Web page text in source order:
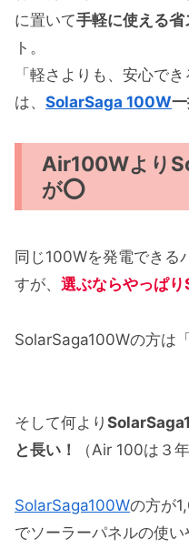
に置いて手軽に使える
ト。
「軽さよりも、安心で
は、 SolarSaga 100W
Air100Wより
が⭕️
同じ100Wを発電できる
すが、 選ぶならやっぱ
SolarSaga100Wの方は「
そして何より
と長い！
（Air 100は３年
SolarSaga100Wの方が
でソーラーパネルの使